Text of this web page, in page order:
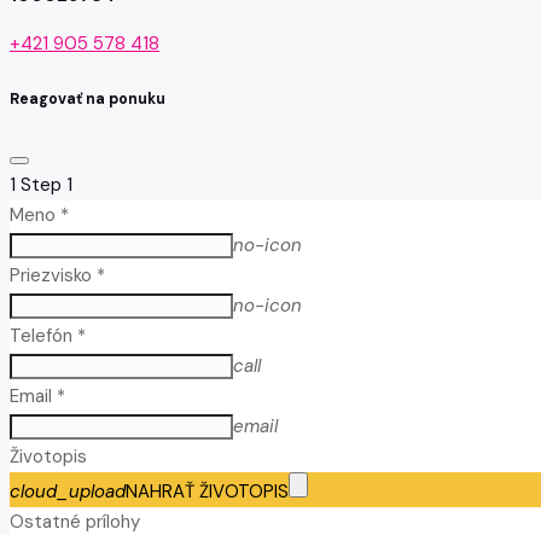
+421 905 578 418
Reagovať na ponuku
1 Step 1
Meno *
no-icon
Priezvisko *
no-icon
Telefón *
call
Email *
email
Životopis
cloud_uploadNAHRAŤ ŽIVOTOPIS
Ostatné prílohy